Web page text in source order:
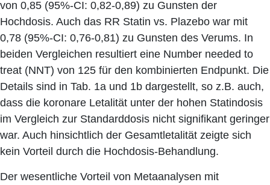
von 0,85 (95%-CI: 0,82-0,89) zu Gunsten der
Hochdosis. Auch das RR Statin vs. Plazebo war mit
0,78 (95%-CI: 0,76-0,81) zu Gunsten des Verums. In
beiden Vergleichen resultiert eine Number needed to
treat (NNT) von 125 für den kombinierten Endpunkt. Die
Details sind in Tab. 1a und 1b dargestellt, so z.B. auch,
dass die koronare Letalität unter der hohen Statindosis
im Vergleich zur Standarddosis nicht signifikant geringer
war. Auch hinsichtlich der Gesamtletalität zeigte sich
kein Vorteil durch die Hochdosis-Behandlung.
Der wesentliche Vorteil von Metaanalysen mit